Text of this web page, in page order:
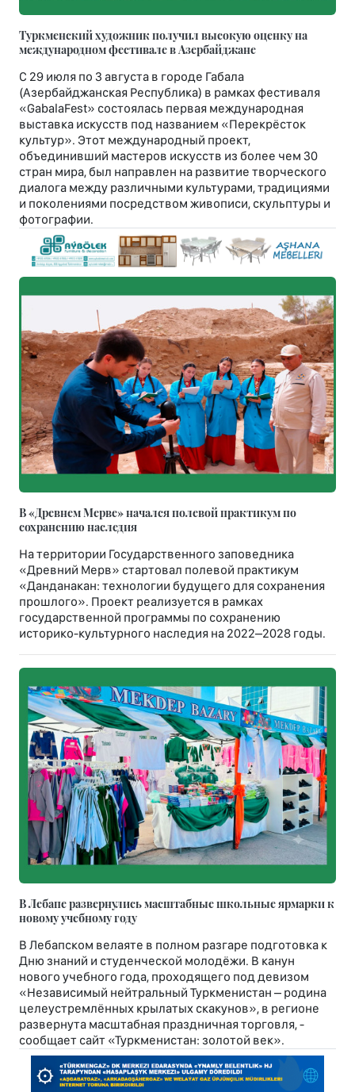
Туркменский художник получил высокую оценку на
международном фестивале в Азербайджане
С 29 июля по 3 августа в городе Габала
(Азербайджанская Республика) в рамках фестиваля
«GabalaFest» состоялась первая международная
выставка искусств под названием «Перекрёсток
культур». Этот международный проект,
объединивший мастеров искусств из более чем 30
стран мира, был направлен на развитие творческого
диалога между различными культурами, традициями
и поколениями посредством живописи, скульптуры и
фотографии.
В «Древнем Мерве» начался полевой практикум по
сохранению наследия
На территории Государственного заповедника
«Древний Мерв» стартовал полевой практикум
«Данданакан: технологии будущего для сохранения
прошлого». Проект реализуется в рамках
государственной программы по сохранению
историко-культурного наследия на 2022–2028 годы.
В Лебапе развернулись масштабные школьные ярмарки к
новому учебному году
В Лебапском велаяте в полном разгаре подготовка к
Дню знаний и студенческой молодёжи. В канун
нового учебного года, проходящего под девизом
«Независимый нейтральный Туркменистан – родина
целеустремлённых крылатых скакунов», в регионе
развернута масштабная праздничная торговля, -
сообщает сайт «Туркменистан: золотой век».